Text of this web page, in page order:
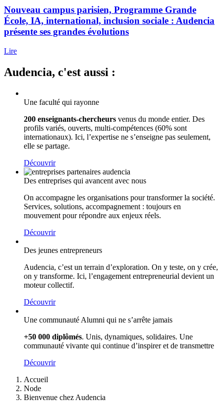
Nouveau campus parisien, Programme Grande
École, IA, international, inclusion sociale : Audencia
présente ses grandes évolutions
Lire
Audencia, c'est aussi :
Une faculté qui rayonne
200 enseignants-chercheurs venus du monde entier. Des
profils variés, ouverts, multi-compétences (60% sont
internationaux). Ici, l’expertise ne s’enseigne pas seulement,
elle se partage.
Découvrir
Des entreprises qui avancent avec nous
On accompagne les organisations pour transformer la société.
Services, solutions, accompagnement : toujours en
mouvement pour répondre aux enjeux réels.
Découvrir
Des jeunes entrepreneurs
Audencia, c’est un terrain d’exploration. On y teste, on y crée,
on y transforme. Ici, l’engagement entrepreneurial devient un
moteur collectif.
Découvrir
Une communauté Alumni qui ne s’arrête jamais
+50 000 diplômés. Unis, dynamiques, solidaires. Une
communauté vivante qui continue d’inspirer et de transmettre
Découvrir
d'Ariane
Accueil
Node
Bienvenue chez Audencia